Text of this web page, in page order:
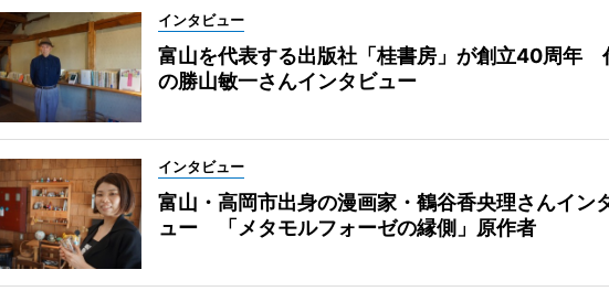
インタビュー
富山を代表する出版社「桂書房」が創立40周年
の勝山敏一さんインタビュー
インタビュー
富山・高岡市出身の漫画家・鶴谷香央理さんイン
ュー 「メタモルフォーゼの縁側」原作者